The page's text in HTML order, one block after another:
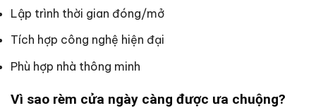
Lập trình thời gian đóng/mở
Tích hợp công nghệ hiện đại
Phù hợp nhà thông minh
Vì sao rèm cửa ngày càng được ưa chuộng?